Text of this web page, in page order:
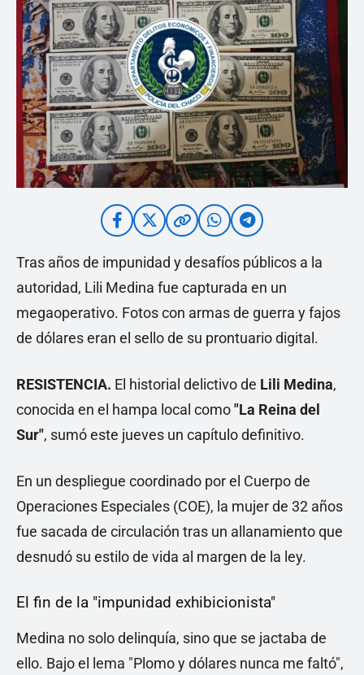
Tras años de impunidad y desafíos públicos a la
autoridad, Lili Medina fue capturada en un
megaoperativo. Fotos con armas de guerra y fajos
de dólares eran el sello de su prontuario digital.
RESISTENCIA. El historial delictivo de Lili Medina,
conocida en el hampa local como"La Reina del
Sur", sumó este jueves un capítulo definitivo.
En un despliegue coordinado por el Cuerpo de
Operaciones Especiales (COE), la mujer de 32 años
fue sacada de circulación tras un allanamiento que
desnudó su estilo de vida al margen de la ley.
El fin de la "impunidad exhibicionista"
Medina no solo delinquía, sino que se jactaba de
ello. Bajo el lema "Plomo y dólares nunca me faltó",